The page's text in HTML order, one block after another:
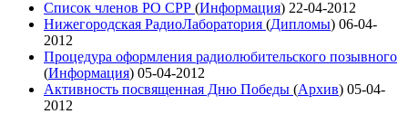
Список членов РО СРР (Информация) 22-04-2012
Нижегородская РадиоЛаборатория (Дипломы) 06-04-
2012
Процедура оформления радиолюбительского позывного
(Информация) 05-04-2012
Активность посвященная Дню Победы (Архив) 05-04-
2012